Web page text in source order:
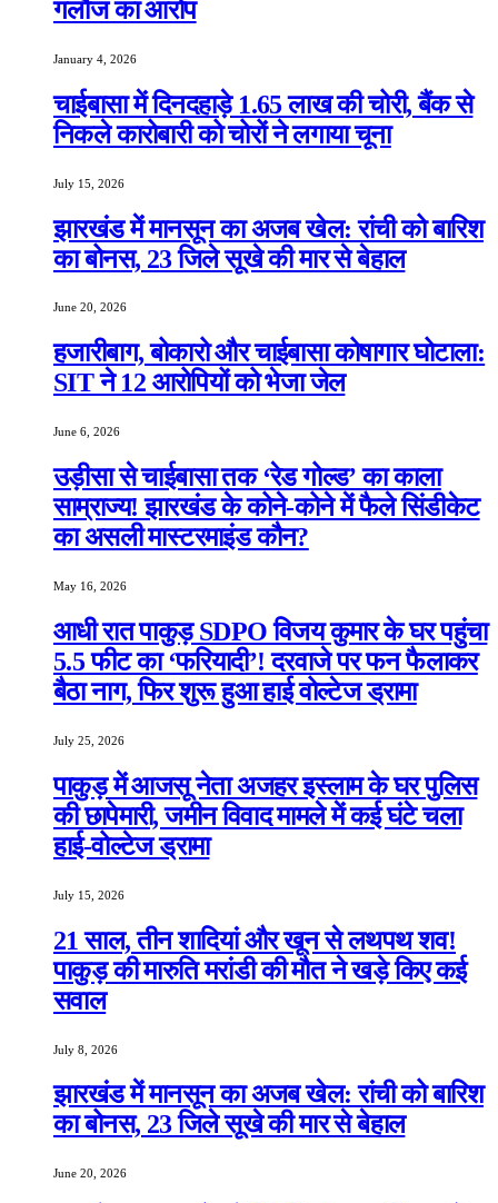
गलौज का आरोप
January 4, 2026
चाईबासा में दिनदहाड़े 1.65 लाख की चोरी, बैंक से
निकले कारोबारी को चोरों ने लगाया चूना
July 15, 2026
झारखंड में मानसून का अजब खेल: रांची को बारिश
का बोनस, 23 जिले सूखे की मार से बेहाल
June 20, 2026
हजारीबाग, बोकारो और चाईबासा कोषागार घोटाला:
SIT ने 12 आरोपियों को भेजा जेल
June 6, 2026
उड़ीसा से चाईबासा तक ‘रेड गोल्ड’ का काला
साम्राज्य! झारखंड के कोने-कोने में फैले सिंडीकेट
का असली मास्टरमाइंड कौन?
May 16, 2026
आधी रात पाकुड़ SDPO विजय कुमार के घर पहुंचा
5.5 फीट का ‘फरियादी’! दरवाजे पर फन फैलाकर
बैठा नाग, फिर शुरू हुआ हाई वोल्टेज ड्रामा
July 25, 2026
पाकुड़ में आजसू नेता अजहर इस्लाम के घर पुलिस
की छापेमारी, जमीन विवाद मामले में कई घंटे चला
हाई-वोल्टेज ड्रामा
July 15, 2026
21 साल, तीन शादियां और खून से लथपथ शव!
पाकुड़ की मारुति मरांडी की मौत ने खड़े किए कई
सवाल
July 8, 2026
झारखंड में मानसून का अजब खेल: रांची को बारिश
का बोनस, 23 जिले सूखे की मार से बेहाल
June 20, 2026